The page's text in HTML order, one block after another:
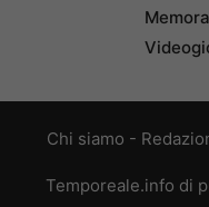
Chi siamo -
Temporeale.info di